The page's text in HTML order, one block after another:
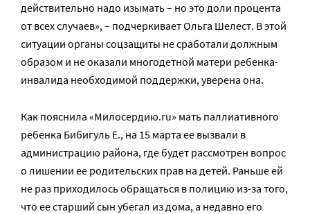
действительно надо изымать – но это доли процента
от всех случаев», – подчеркивает Ольга Шелест. В этой
ситуации органы соцзащиты не сработали должным
образом и не оказали многодетной матери ребенка-
инвалида необходимой поддержки, уверена она.
Как пояснила «Милосердию.ru» мать паллиативного
ребенка Бибигуль Е., на 15 марта ее вызвали в
администрацию района, где будет рассмотрен вопрос
о лишении ее родительских прав на детей. Раньше ей
не раз приходилось обращаться в полицию из-за того,
что ее старший сын убегал из дома, а недавно его